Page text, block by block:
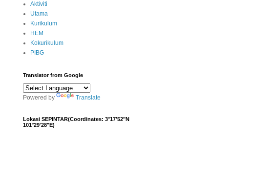
Aktiviti
Utama
Kurikulum
HEM
Kokurikulum
PIBG
Translator from Google
Powered by Translate
Lokasi SEPINTAR(Coordinates: 3°17'52"N
101°29'28"E)